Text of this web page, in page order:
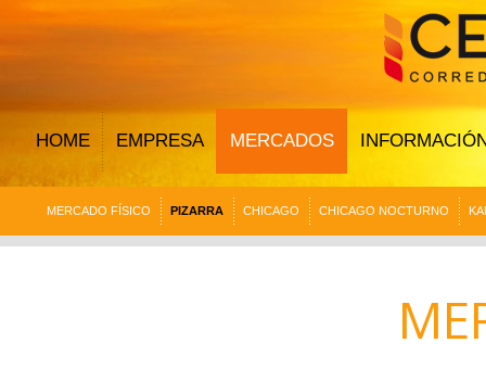
HOME EMPRESA MERCADOS
MERCADO FÍSICO PIZARRA CHICAGO CHICAGO NOCTURNO